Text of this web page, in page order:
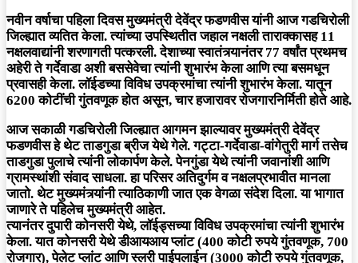
नवीन वर्षाचा पहिला दिवस मुख्यमंत्री देवेंद्र फडणवीस यांनी आज गडचिरोली
जिल्ह्यात व्यतित केला. त्यांच्या उपस्थितीत जहाल नक्षली ताराक्कासह 11
नक्षलवाद्यांनी शरणागती पत्करली. देशाच्या स्वातंत्र्यानंतर 77 वर्षांत प्रथमच
अहेरी ते गर्देवाडा अशी बससेवेचा त्यांनी शुभारंभ केला आणि त्या बसमधून
प्रवासही केला. लॉईडच्या विविध उपक्रमांचा त्यांनी शुभारंभ केला. यातून
6200 कोटींची गुंतवणूक होत असून, चार हजारावर रोजगारनिर्मिती होते आहे.
आज सकाळी गडचिरोली जिल्ह्यात आगमन झाल्यावर मुख्यमंत्री देवेंद्र
फडणवीस हे थेट ताडगुडा ब्रीज येथे गेले. गट्टा-गर्देवाडा-वांगेतुरी मार्ग तसेच
ताडगुडा पुलाचे त्यांनी लोकार्पण केले. पेनगुंडा येथे त्यांनी जवानांशी आणि
ग्रामस्थांशी संवाद साधला. हा परिसर अतिदुर्गम व नक्षलप्रभावीत मानला
जातो. थेट मुख्यमंत्र्यांनी त्याठिकाणी जात एक वेगळा संदेश दिला. या भागात
जाणारे ते पहिलेच मुख्यमंत्री आहेत.
त्यानंतर दुपारी कोनसरी येथे, लॉईड्सच्या विविध उपक्रमांचा त्यांनी शुभारंभ
केला. यात कोनसरी येथे डीआयआय प्लांट (400 कोटी रुपये गुंतवणूक, 700
रोजगार), पेलेट प्लांट आणि स्लरी पाईपलाईन (3000 कोटी रुपये गुंतवणूक,